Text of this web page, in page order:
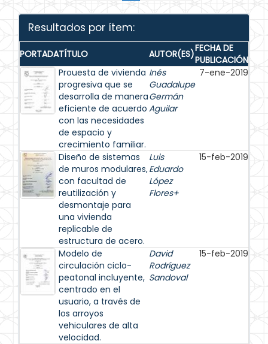
Resultados por ítem:
PORTADATÍTULO AUTOR(ES)FECHA DE
PUBLICACIÓN
Prouesta de vivienda
progresiva que se
desarrolla de manera
eficiente de acuerdo
con las necesidades
de espacio y
crecimiento familiar.
Inés
Guadalupe
Germán
Aguilar
7-ene-2019
Diseño de sistemas
de muros modulares,
con facultad de
reutilización y
desmontaje para
una vivienda
replicable de
estructura de acero.
Luis
Eduardo
López
Flores+
15-feb-2019
Modelo de
circulación ciclo-
peatonal incluyente,
centrado en el
usuario, a través de
los arroyos
vehiculares de alta
velocidad.
David
Rodríguez
Sandoval
15-feb-2019